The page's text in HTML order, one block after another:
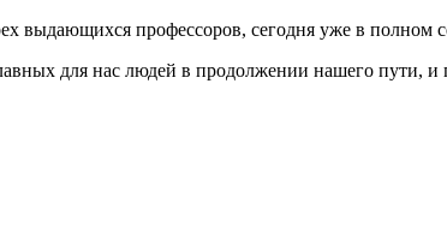
выдающихся профессоров, сегодня уже в полном
для нас людей в продолжении нашего пути,